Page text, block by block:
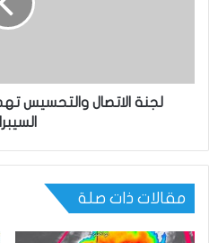
لجنة الاتصال والتحسيس
مقالات ذات صلة